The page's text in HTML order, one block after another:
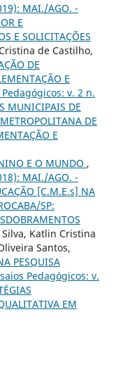
MAI./AGO. -
E
E SOLICITAÇÕES
de Castilho,
DE
E
Pedagógicos: v. 2 n.
MUNICIPAIS DE
DE
E
E O MUNDO ,
MAI./AGO. -
[C.M.E.s] NA
SP:
Katlin Cristina
Santos,
PESQUISA
Pedagógicos: v.
EM